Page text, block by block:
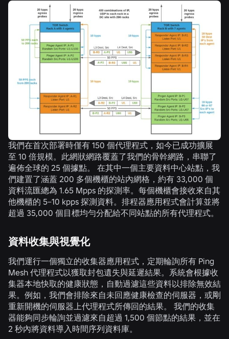
我們在首次部署時僅有 150 個代理程式，如今已成功擴展
至 10 倍規模。此網狀網路覆蓋了我們的骨幹網路，串聯了
遍佈全球的 25 個據點。 在其中一個主要資料中心站點，我
們建置了涵蓋 200 多個機櫃的站內網格，約有 33,000 個
資料流匯總為 1.65 Mpps 的探測率。每個機櫃會接收來自其
他機櫃的 5–10 kpps 探測資料。排程器應用程式會計算並將
超過 35,000 個目標均勻分配給不同站點的所有代理程式。
資料收集與視覺化
我們運行一個獨立的收集器應用程式，定期輪詢所有 Ping
Mesh 代理程式以獲取封包遺失與延遲結果。系統會根據收
集器本地快取的健康狀態，自動過濾這些資料以排除無效結
果。例如，我們會排除來自未回應健康檢查的伺服器，或剛
重新開機的伺服器上代理程式所傳回的結果。 我們的收集
器能夠同步輪詢並過濾來自超過 1,500 個節點的結果，並在
2 秒內將資料導入時間序列資料庫。